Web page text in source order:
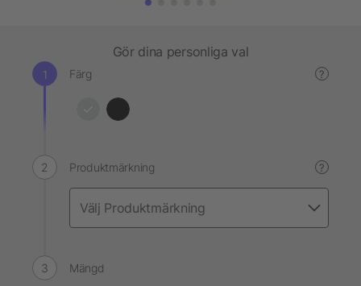
Gör dina personliga val
Färg ?
Produktmärkning ?
Mängd